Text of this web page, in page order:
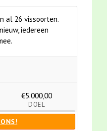
al 26 vissoorten.
iedereen
€5.000,00
DOEL